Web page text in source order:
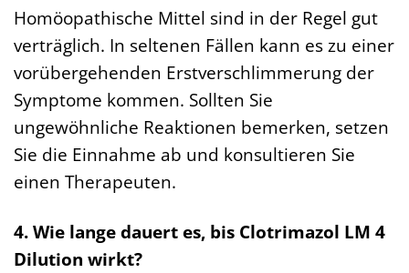
Homöopathische Mittel sind in der Regel gut
verträglich. In seltenen Fällen kann es zu einer
vorübergehenden Erstverschlimmerung der
Symptome kommen. Sollten Sie
ungewöhnliche Reaktionen bemerken, setzen
Sie die Einnahme ab und konsultieren Sie
einen Therapeuten.
4. Wie lange dauert es, bis Clotrimazol LM 4
Dilution wirkt?